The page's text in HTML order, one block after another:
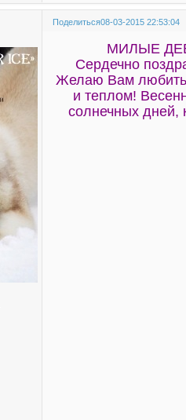
Поделиться08-03-2015 22:53:04
МИЛЫЕ
Сердечно
Желаю Вам
и теплом!
солнечных дней,